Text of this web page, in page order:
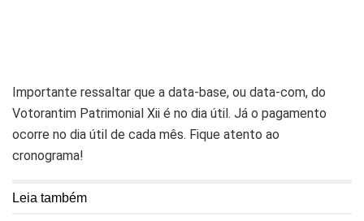
Importante ressaltar que a data-base, ou data-com, do
Votorantim Patrimonial Xii é no dia útil. Já o pagamento
ocorre no dia útil de cada mês. Fique atento ao
cronograma!
Leia também